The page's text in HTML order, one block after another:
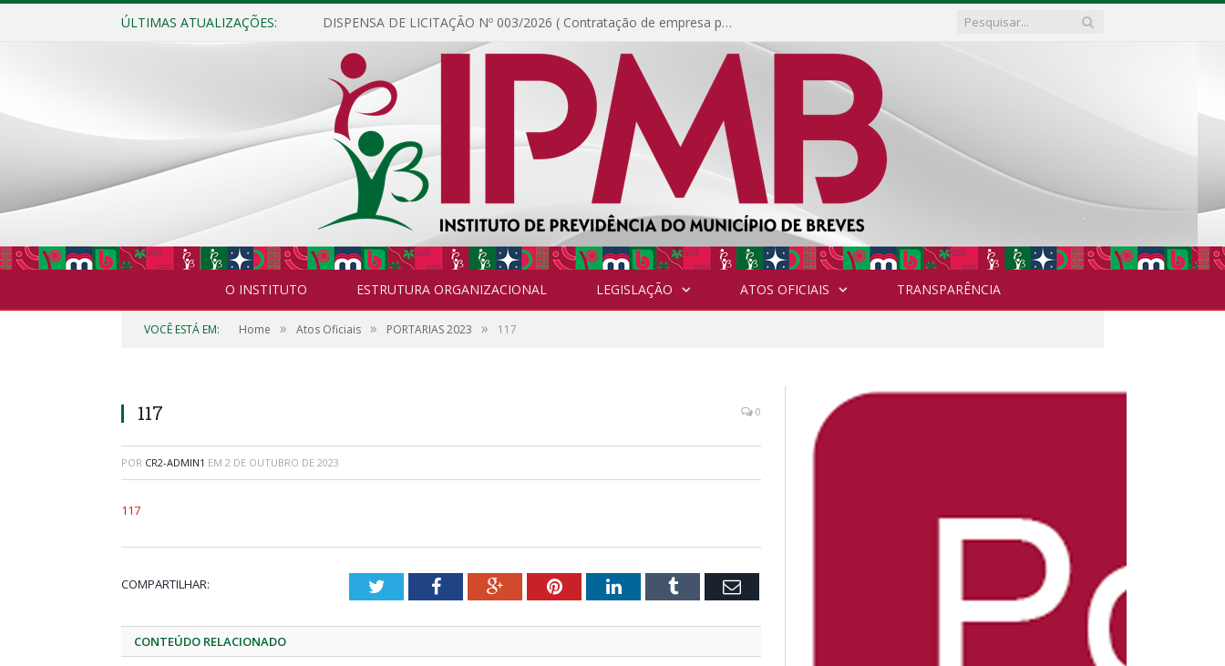
ÚLTIMAS ATUALIZAÇÕES: DISPENSA DE LICITAÇÃO Nº 003/2026 ( Contratação de empresa para fornecimento de gêneros alimentícios não perecíveis, materiais de expediente, descartáveis, copa e cozinha, para análise e posterior publicação.)
O INSTITUTO ESTRUTURA ORGANIZACIONAL LEGISLAÇÃO ATOS OFICIAIS TRANSPARÊNCIA
VOCÊ ESTÁ EM: Home » Atos Oficiais » PORTARIAS 2023 » 117
117 0
POR CR2-ADMIN1 EM 2 DE OUTUBRO DE 2023
117
COMPARTILHAR: TwitterFacebookGoogle+PinterestLinkedInTumblr Email
CONTEÚDO RELACIONADO